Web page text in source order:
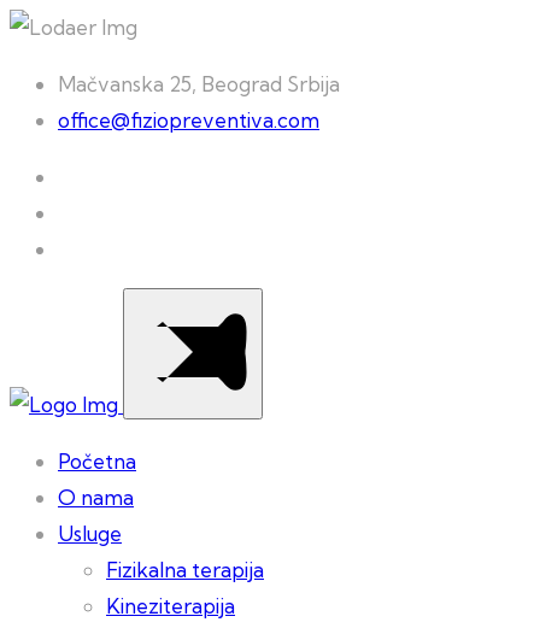
Mačvanska 25, Beograd Srbija
office@fiziopreventiva.com
Početna
O nama
Usluge
Fizikalna terapija
Kineziterapija